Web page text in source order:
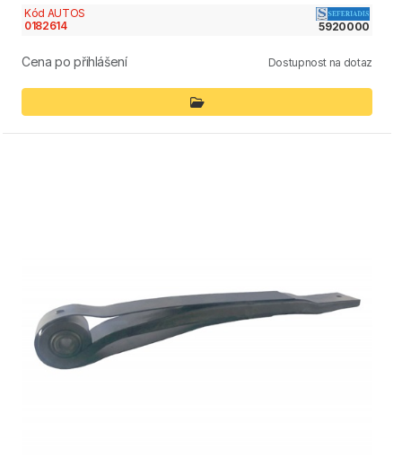
Kód AUTOS
0182614
5920000
Cena po přihlášení Dostupnost na dotaz